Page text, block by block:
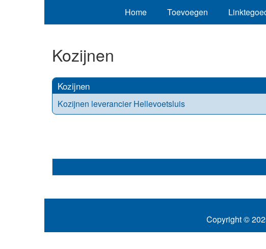
Home Toevoegen
Kozijnen
Kozijnen
Kozijnen leverancier Hellevoetsluis
Copyright ©